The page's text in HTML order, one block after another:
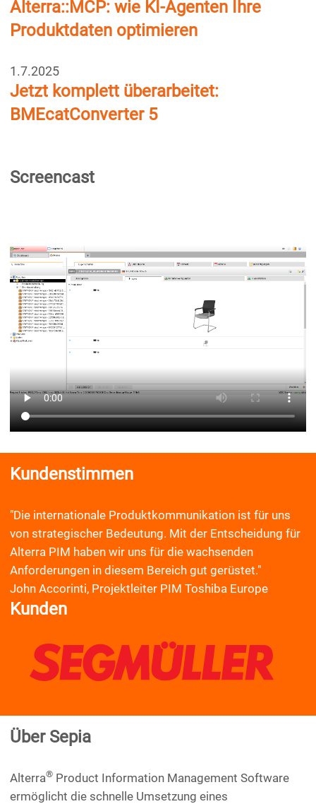
Alterra::MCP: wie KI-Agenten Ihre
Produktdaten optimieren
1.7.2025
Jetzt komplett überarbeitet:
BMEcatConverter 5
Screencast
Kundenstimmen
"Die internationale Produktkommunikation ist für uns
von strategischer Bedeutung. Mit der Entscheidung für
Alterra PIM haben wir uns für die wachsenden
Anforderungen in diesem Bereich gut gerüstet."
John Accorinti, Projektleiter PIM Toshiba Europe
Kunden
Über Sepia
Alterra® Product Information Management Software
ermöglicht die schnelle Umsetzung eines